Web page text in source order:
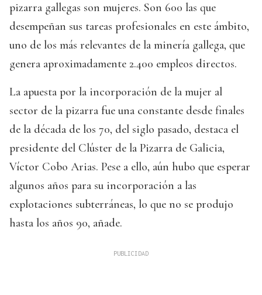
pizarra gallegas son mujeres. Son 600 las que
desempeñan sus tareas profesionales en este ámbito,
uno de los más relevantes de la minería gallega, que
genera aproximadamente 2.400 empleos directos.
La apuesta por la incorporación de la mujer al
sector de la pizarra fue una constante desde finales
de la década de los 70, del siglo pasado, destaca el
presidente del Clúster de la Pizarra de Galicia,
Víctor Cobo Arias. Pese a ello, aún hubo que esperar
algunos años para su incorporación a las
explotaciones subterráneas, lo que no se produjo
hasta los años 90, añade.